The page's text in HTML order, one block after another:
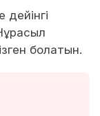
дейінгі
болатын.